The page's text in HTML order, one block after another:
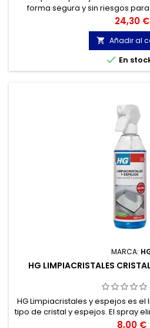
forma segura y sin riesgos
medio ambiente. La suciedad
esfuerzo.
Precio
24,30 €
 Añadir al
 En
MARCA:
HG LIMPIACRISTALES
HG Limpiacristales y espejos es
tipo de cristal y espejos. El spray
manera rápida y sencilla, y, a
Precio
8,00 €